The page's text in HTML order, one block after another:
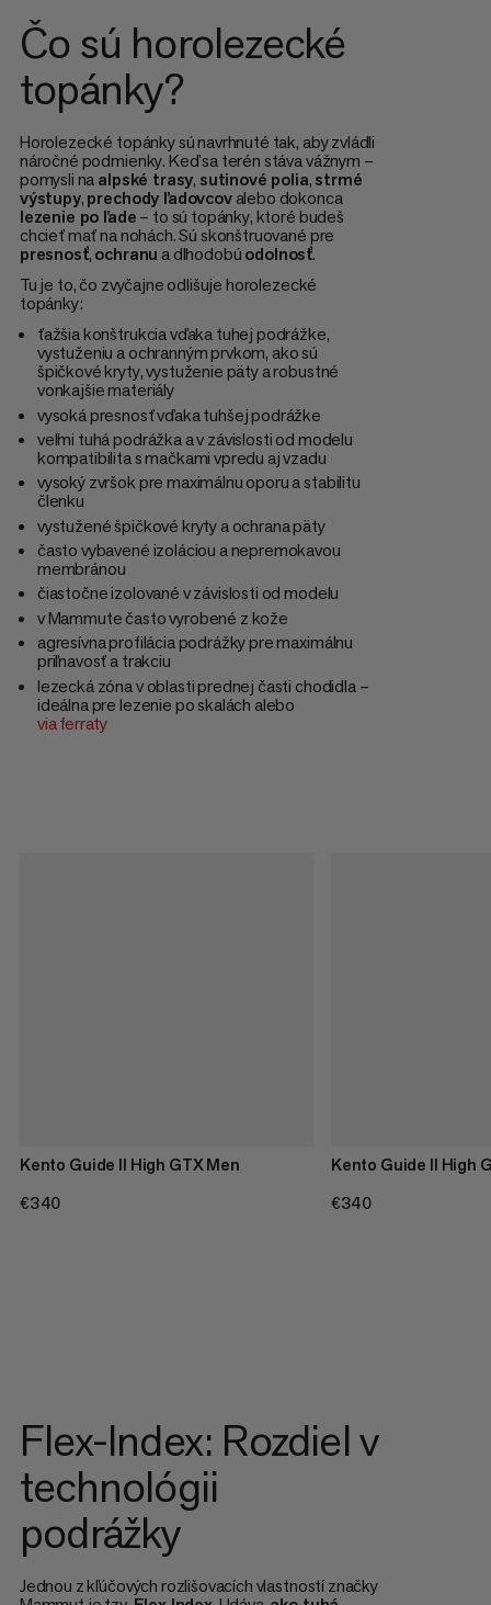
Čo sú horolezecké
topánky?
Horolezecké topánky sú navrhnuté tak, aby zvládli
náročné podmienky. Keď sa terén stáva vážnym –
pomysli naalpské trasy, sutinové polia,strmé
výstupy,prechody ľadovcovalebo dokonca
lezenie po ľade– to sú topánky, ktoré budeš
chcieť mať na nohách. Sú skonštruované pre
presnosť,ochranu a dlhodobúodolnosť.
Tu je to, čo zvyčajne odlišuje horolezecké
topánky:
ťažšia konštrukcia vďaka tuhej podrážke,
vystuženiu a ochranným prvkom, ako sú
špičkové kryty, vystuženie päty a robustné
vonkajšie materiály
vysoká presnosť vďaka tuhšej podrážke
veľmi tuhá podrážka a v závislosti od modelu
kompatibilita s mačkami vpredu aj vzadu
vysoký zvršok pre maximálnu oporu a stabilitu
členku
vystužené špičkové kryty a ochrana päty
často vybavené izoláciou a nepremokavou
membránou
čiastočne izolované v závislosti od modelu
v Mammute často vyrobené z kože
agresívna profilácia podrážky pre maximálnu
priľnavosť a trakciu
lezecká zóna v oblasti prednej časti chodidla –
ideálna pre lezenie po skalách alebo
via ferraty
Kento Guide II High GTX Men
€340
Kento Guide II High
€340
Flex-Index: Rozdiel v
technológii
podrážky
Jednou z kľúčových rozlišovacích vlastností značky